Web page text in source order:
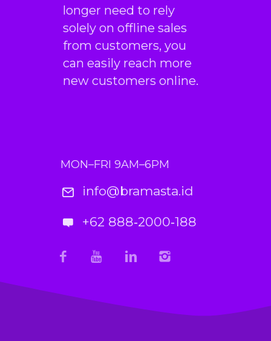
longer need to rely
solely on offline sales
from customers, you
can easily reach more
new customers online.
MON–FRI 9AM–6PM
info@bramasta.id
+62 888‑2000‑188